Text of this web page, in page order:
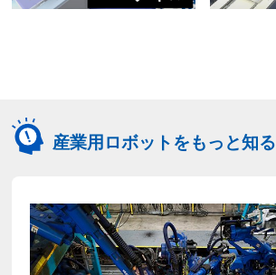
産業用ロボットをもっと知る